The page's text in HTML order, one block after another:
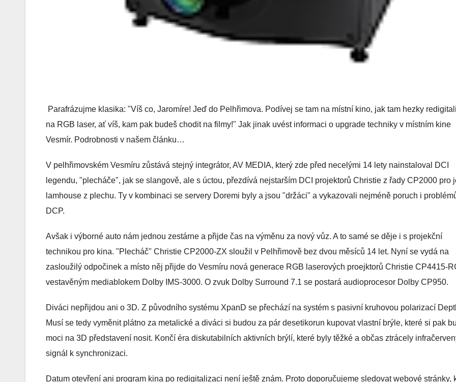
Parafrázujme klasika: "Víš co, Jaromíre! Jeď do Pelhřimova. Podívej se tam na místní kino, jak tam hezky
na RGB laser, ať víš, kam pak budeš chodit na filmy!" Jak jinak uvést informaci o upgrade techniky v místním kine
Vesmír. Podrobnosti v našem článku…
V pelhřimovském Vesmíru zůstává stejný integrátor, AV MEDIA, který zde před necelými 14 lety nainstaloval DCI
legendu, "plecháče", jak se slangově, ale s úctou, přezdívá nejstarším DCI projektorů Christie z řady CP2000 pro
lamhouse z plechu. Ty v kombinaci se servery Doremi byly a jsou "držáci" a vykazovali nejméně poruch i
DCP.
Avšak i výborné auto nám jednou zestárne a přijde čas na výměnu za nový vůz. A to samé se děje i s projekční
technikou pro kina. "Plecháč" Christie CP2000-ZX sloužil v Pelhřimově bez dvou měsíců 14 let. Nyní se vydá na
zasloužilý odpočinek a místo něj přijde do Vesmíru nová generace RGB laserových proejktorů Christie CP4415-
vestavěným mediablokem Dolby IMS-3000. O zvuk Dolby Surround 7.1 se postará audioprocesor Dolby CP950.
Diváci nepřijdou ani o 3D. Z původního systému XpanD se přechází na systém s pasivní kruhovou polarizací
Musí se tedy vyměnit plátno za metalické a diváci si budou za pár desetikorun kupovat vlastní brýle, které si pak
moci na 3D představení nosit. Končí éra diskutabilních aktivních brýlí, které byly těžké a občas ztrácely
signál k synchronizaci.
Datum otevření ani program kina po redigitalizaci není ještě znám. Proto doporučujeme sledovat webové stránky,